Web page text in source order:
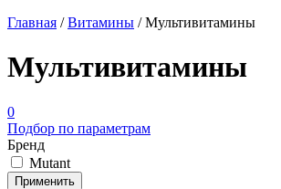
Главная /Витамины /Мультивитамины
Мультивитамины
0
Подбор по параметрам
Бренд
Mutant